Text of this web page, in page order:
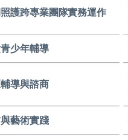
護跨專業團隊實務運作
少年輔導
導與諮商
藝術實踐